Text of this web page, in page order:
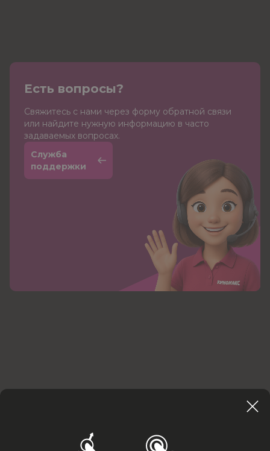
Есть вопросы?
Cвяжитесь с нами через форму обратной связи
или найдите нужную информацию в часто
задаваемых вопросах.
Служба
поддержки